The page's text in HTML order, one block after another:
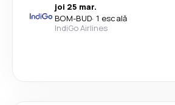
joi 25 mar.
BOM-BUD· 1 escală
IndiGo Airlines